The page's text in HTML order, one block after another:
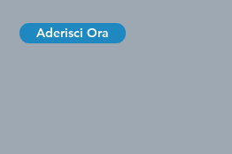
Aderisci Ora